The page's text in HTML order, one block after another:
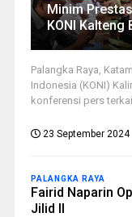
Minim
KONI Kalteng
Palangka Raya,
Indonesia (KONI)
konferensi pers
23 September 2024
PALANGKA RAYA
Fairid Naparin
Jilid II